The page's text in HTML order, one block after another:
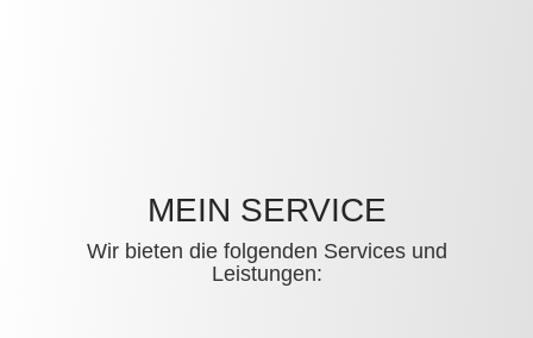
MEIN SERVICE
Wir bieten die folgenden Services und
Leistungen: